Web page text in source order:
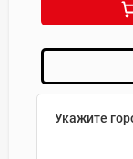
Укажите